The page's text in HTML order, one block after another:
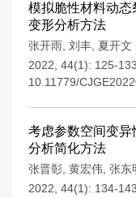
模拟脆性材料动
变形分析方法
张开雨 刘丰 夏开文
2022, 44(1): 125-133.
10.11779/
考虑参数空间变
分析简化方法
张晋彰 黄宏伟 张东
2022, 44(1): 134-143.